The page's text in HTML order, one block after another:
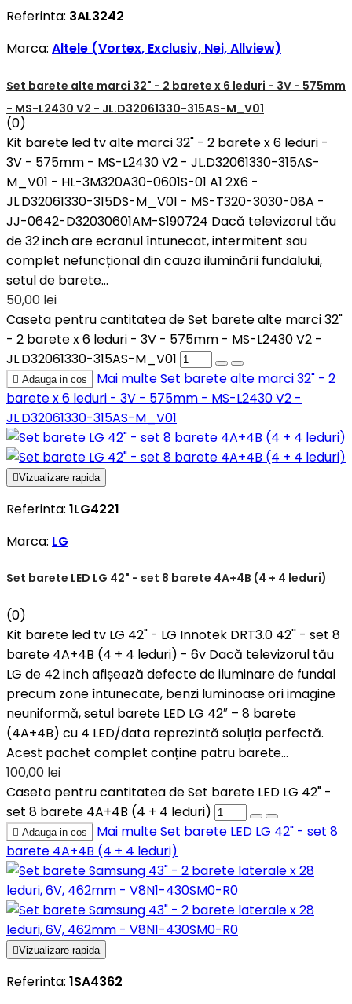
Referinta: 3AL3242
Marca: Altele (Vortex, Exclusiv, Nei, Allview)
Set barete alte marci 32" - 2 barete x 6 leduri - 3V - 575mm
- MS-L2430 V2 - JL.D32061330-315AS-M_V01
(0)
Kit barete led tv alte marci 32" - 2 barete x 6 leduri -
3V - 575mm - MS-L2430 V2 - JL.D32061330-315AS-
M_V01 - HL-3M320A30-0601S-01 A1 2X6 -
JL.D32061330-315DS-M_V01 - MS-T320-3030-08A -
JJ-0642-D32030601AM-S190724 Dacă televizorul tău
de 32 inch are ecranul întunecat, intermitent sau
complet nefuncțional din cauza iluminării fundalului,
setul de barete...
50,00 lei
Caseta pentru cantitatea de Set barete alte marci 32"
- 2 barete x 6 leduri - 3V - 575mm - MS-L2430 V2 -
JL.D32061330-315AS-M_V01
 Adauga in cos Mai multeSet barete alte marci 32" - 2
barete x 6 leduri - 3V - 575mm - MS-L2430 V2 -
JL.D32061330-315AS-M_V01
Vizualizare rapida
Referinta: 1LG4221
Marca: LG
Set barete LED LG 42" - set 8 barete 4A+4B (4 + 4 leduri)
(0)
Kit barete led tv LG 42" - LG Innotek DRT3.0 42'' - set 8
barete 4A+4B (4 + 4 leduri) - 6v Dacă televizorul tău
LG de 42 inch afișează defecte de iluminare de fundal
precum zone întunecate, benzi luminoase ori imagine
neuniformă, setul barete LED LG 42″ – 8 barete
(4A+4B) cu 4 LED/data reprezintă soluția perfectă.
Acest pachet complet conține patru barete...
100,00 lei
Caseta pentru cantitatea de Set barete LED LG 42" -
set 8 barete 4A+4B (4 + 4 leduri)
 Adauga in cos Mai multeSet barete LED LG 42" - set 8
barete 4A+4B (4 + 4 leduri)
Vizualizare rapida
Referinta: 1SA4362